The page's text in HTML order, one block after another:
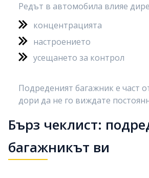
Редът в автомобила влияе
концентрацията
настроението
усещането за контрол
Подреденият багажник е част
дори да не го виждате
Бърз чеклист:
багажникът ви